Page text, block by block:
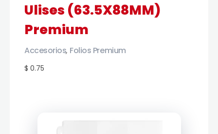
Ulises (63.5X88MM)
Premium
$ 0.75
Accesorios, Folios Premium